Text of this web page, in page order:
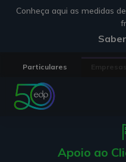
Conheça aqui as medidas
Particulares
Apoio ao